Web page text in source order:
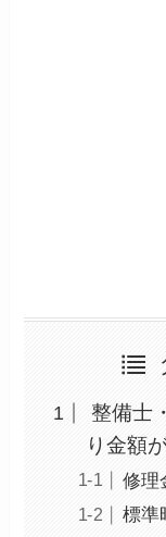
整備士
り金額
修理
標準